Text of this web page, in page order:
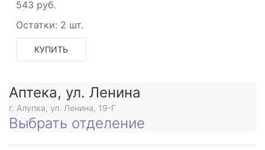
543 руб.
Остатки: 2 шт.
КУПИТЬ
Аптека, ул. Ленина
г. Алупка, ул. Ленина, 19-Г
Выбрать отделение